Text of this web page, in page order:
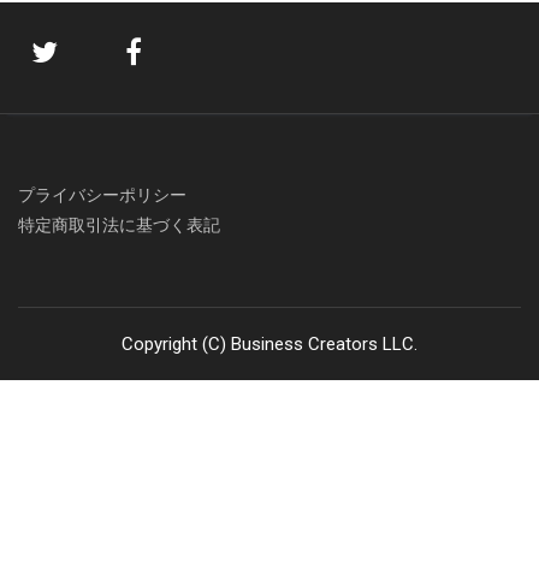
プライバシーポリシー
特定商取引法に基づく表記
Copyright (C) Business Creators LLC.